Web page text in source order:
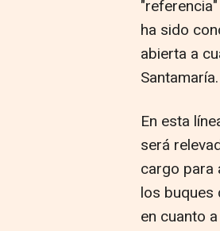
ha sido
abierta a
Santamaría.
En esta
será
cargo para
los buques
en cuanto